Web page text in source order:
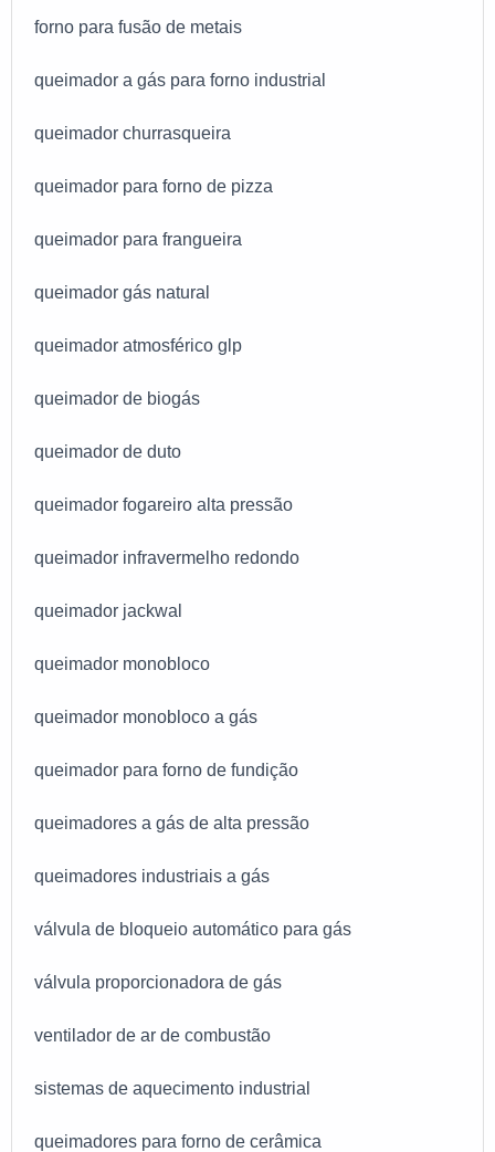
forno para fusão de metais
queimador a gás para forno industrial
queimador churrasqueira
queimador para forno de pizza
queimador para frangueira
queimador gás natural
queimador atmosférico glp
queimador de biogás
queimador de duto
queimador fogareiro alta pressão
queimador infravermelho redondo
queimador jackwal
queimador monobloco
queimador monobloco a gás
queimador para forno de fundição
queimadores a gás de alta pressão
queimadores industriais a gás
válvula de bloqueio automático para gás
válvula proporcionadora de gás
ventilador de ar de combustão
sistemas de aquecimento industrial
queimadores para forno de cerâmica